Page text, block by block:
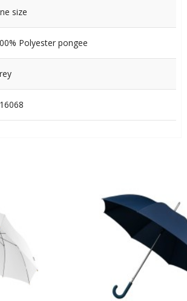
size
Polyester pongee